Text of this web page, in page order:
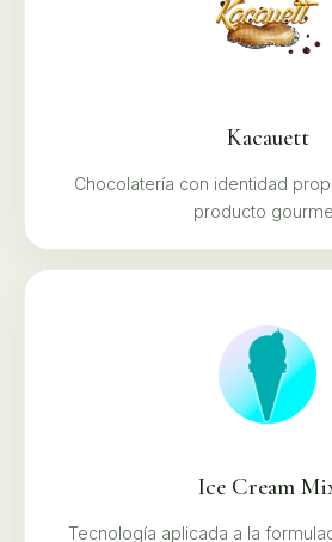
Kacauett
Chocolatería con identidad
producto
Ice Cream
Tecnología aplicada a la